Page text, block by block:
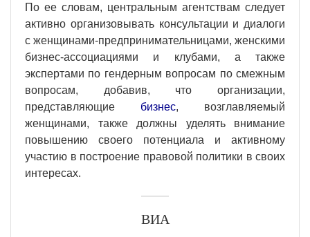
По ее словам, центральным агентствам следует
активно организовывать консультации и диалоги
с женщинами-предпринимательницами, женскими
бизнес-ассоциациями и клубами, а также
экспертами по гендерным вопросам по смежным
вопросам, добавив, что организации,
представляющие бизнес, возглавляемый
женщинами, также должны уделять внимание
повышению своего потенциала и активному
участию в построение правовой политики в своих
интересах.
ВИА